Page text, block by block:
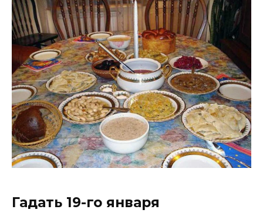
Гадать 19-го января